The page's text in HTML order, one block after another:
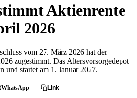
Aktienrente
2026
vom 27. März 2026 hat der
zugestimmt. Das Altersvorsorgedepot
und startet am 1. Januar 2027.
WhatsApp Link